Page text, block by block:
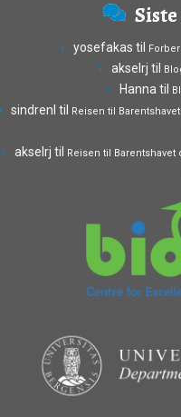
yosefakas til
akselrj til
Hanna til
sindrenl til Reisen til
akselrj til Reisen til